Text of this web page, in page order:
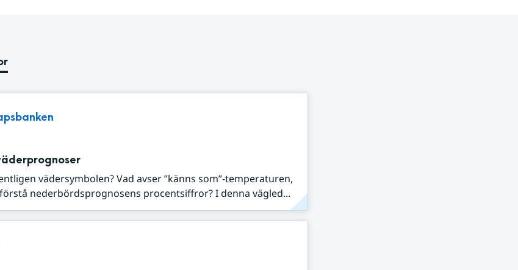
vädersymbolen? Vad avser ”känns som”-temperaturen,
nederbördsprognosens procentsiffror? I denna vägled...